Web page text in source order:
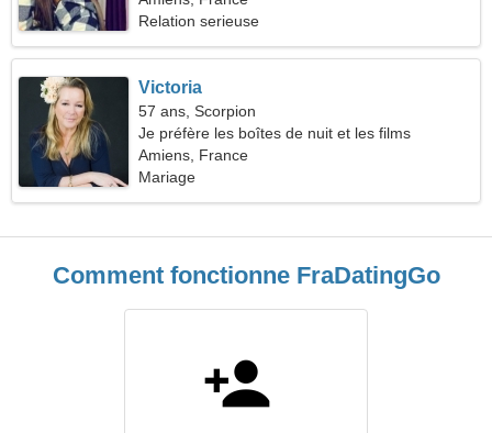
Relation serieuse
Victoria
57 ans, Scorpion
Je préfère les boîtes de nuit et les films
Amiens, France
Mariage
Comment fonctionne FraDatingGo